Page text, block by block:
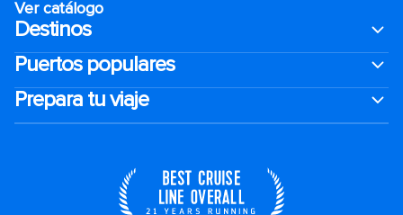
Ver catálogo
Destinos
Puertos populares
Prepara tu viaje